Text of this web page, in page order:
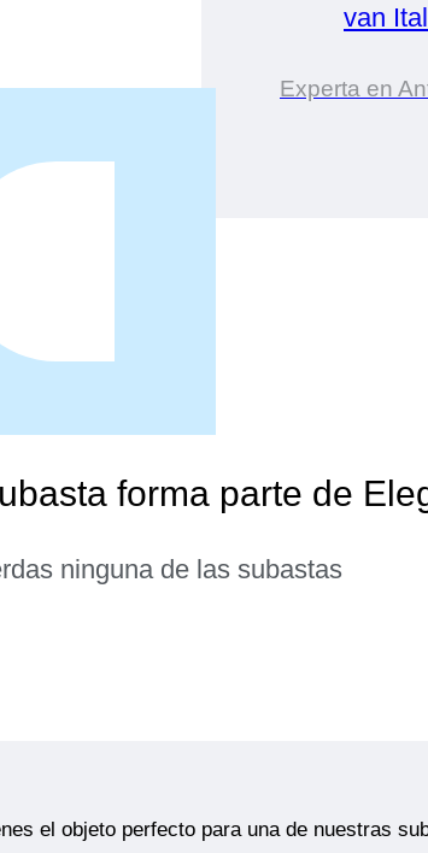
van
Experta en
forma parte de
ninguna de las subastas
el objeto perfecto para una de nuestras